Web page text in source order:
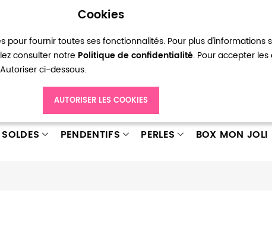
Cookies
pour fournir toutes ses fonctionnalités. Pour plus d'informations
consulter notre Politique de confidentialité. Pour accepter
ci-dessous.
AUTORISER LES COOKIES
Ma liste d’envies Connexion Créer un
SOLDES PENDENTIFS PERLES BOX MON JOLI